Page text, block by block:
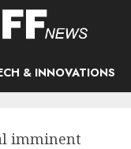
& INNOVATIONS
imminent